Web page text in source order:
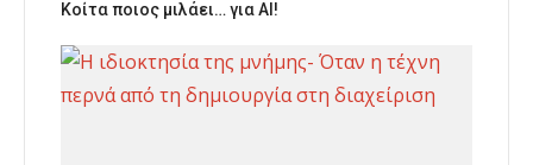
Κοίτα ποιος μιλάει… για AI!